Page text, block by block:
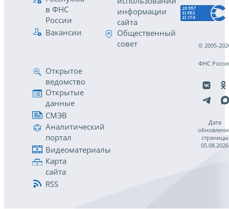
в ФНС
России
Вакансии
информации
сайта
Общественный
совет
Открытое
ведомство
Открытые
данные
СМЭВ
Аналитический
портал
Видеоматериалы
Карта
сайта
RSS
© 2005-
ФНС
Дата
страницы
05.08.2026